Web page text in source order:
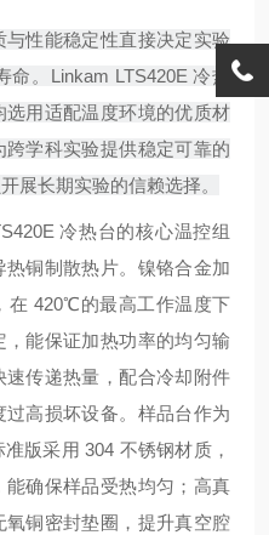
性能稳定性直接决定实验
。Linkam LTS420E 冷热
用适配温度环境的优质材
学科实验提供稳定可靠的
展长期实验的信赖选择。
冷热台的核心温控组
铜制散热片。镍铬合金加
在 420℃的最高工作温度下
能保证加热功率的均匀输
传递热量，配合冷却附件
高损坏设备。样品台作为
版采用 304 不锈钢材质，
确保样品受热均匀；高真
铜密封垫圈，提升真空腔